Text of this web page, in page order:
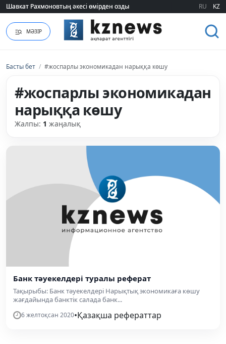
«Әділет» партиясы: Қазақстан – зайырлы мемлекет, ал «Заң және
RU KZ
МӘЗІР
Басты бет / #жоспарлы экономикадан нарыққа көшу
#жоспарлы экономикадан
нарыққа көшу
Жалпы: 1 жаңалық
Банк тәуекелдері туралы реферат
Тақырыбы: Банк тәуекелдері Нарықтық экономикаға көшу
жағдайында банктік салада банк...
6 желтоқсан 2020•Қазақша рефераттар